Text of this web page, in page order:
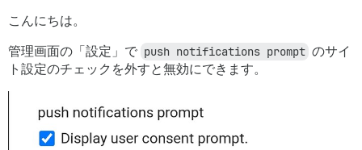
こんにちは。
管理画面の「設定」で push notifications prompt のサイ
ト設定のチェックを外すと無効にできます。